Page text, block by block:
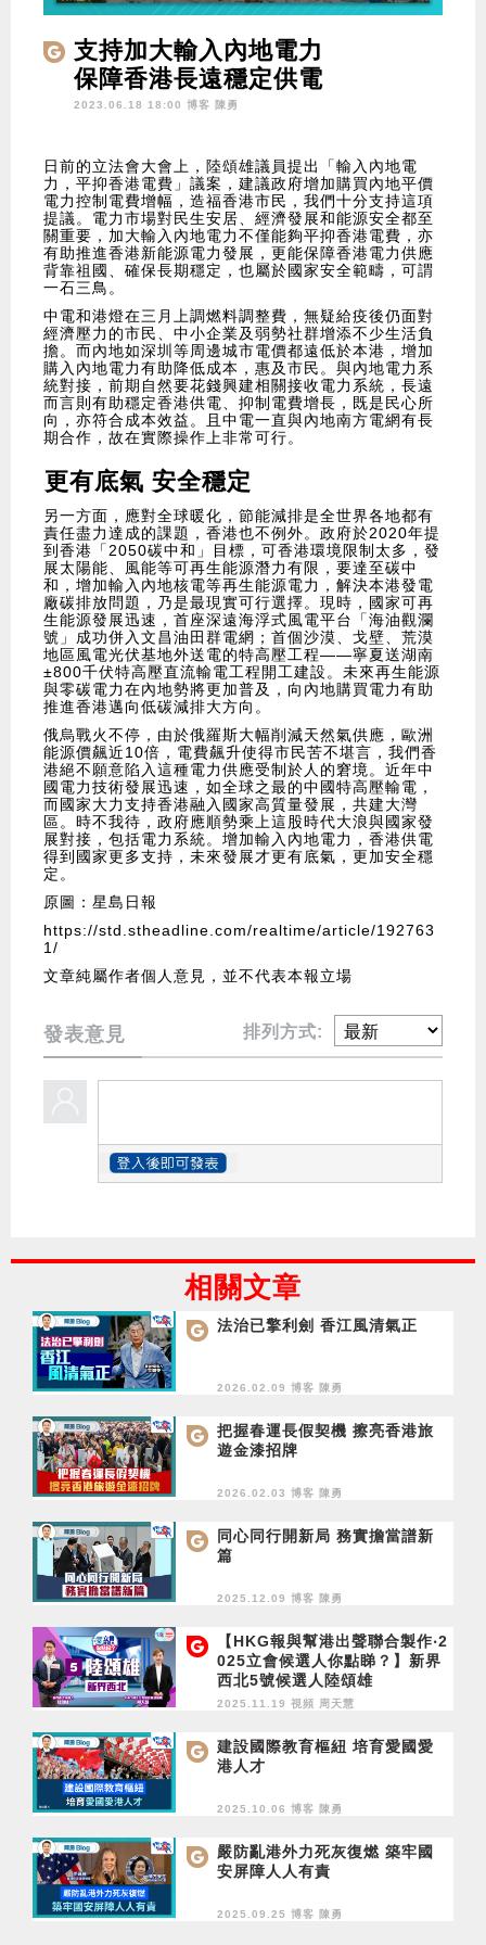
支持加大輸入內地電力
保障香港長遠穩定供電
2023.06.18 18:00 博客 陳勇
日前的立法會大會上，陸頌雄議員提出「輸入內地電
力，平抑香港電費」議案，建議政府增加購買內地平價
電力控制電費增幅，造福香港市民，我們十分支持這項
提議。電力市場對民生安居、經濟發展和能源安全都至
關重要，加大輸入內地電力不僅能夠平抑香港電費，亦
有助推進香港新能源電力發展，更能保障香港電力供應
背靠祖國、確保長期穩定，也屬於國家安全範疇，可謂
一石三鳥。
中電和港燈在三月上調燃料調整費，無疑給疫後仍面對
經濟壓力的市民、中小企業及弱勢社群增添不少生活負
擔。而內地如深圳等周邊城市電價都遠低於本港，增加
購入內地電力有助降低成本，惠及市民。與內地電力系
統對接，前期自然要花錢興建相關接收電力系統，長遠
而言則有助穩定香港供電、抑制電費增長，既是民心所
向，亦符合成本效益。且中電一直與內地南方電網有長
期合作，故在實際操作上非常可行。
更有底氣 安全穩定
另一方面，應對全球暖化，節能減排是全世界各地都有
責任盡力達成的課題，香港也不例外。政府於2020年提
到香港「2050碳中和」目標，可香港環境限制太多，發
展太陽能、風能等可再生能源潛力有限，要達至碳中
和，增加輸入內地核電等再生能源電力，解決本港發電
廠碳排放問題，乃是最現實可行選擇。現時，國家可再
生能源發展迅速，首座深遠海浮式風電平台「海油觀瀾
號」成功併入文昌油田群電網；首個沙漠、戈壁、荒漠
地區風電光伏基地外送電的特高壓工程——寧夏送湖南
±800千伏特高壓直流輸電工程開工建設。未來再生能源
與零碳電力在內地勢將更加普及，向內地購買電力有助
推進香港邁向低碳減排大方向。
俄烏戰火不停，由於俄羅斯大幅削減天然氣供應，歐洲
能源價飆近10倍，電費飆升使得市民苦不堪言，我們香
港絕不願意陷入這種電力供應受制於人的窘境。近年中
國電力技術發展迅速，如全球之最的中國特高壓輸電，
而國家大力支持香港融入國家高質量發展，共建大灣
區。時不我待，政府應順勢乘上這股時代大浪與國家發
展對接，包括電力系統。增加輸入內地電力，香港供電
得到國家更多支持，未來發展才更有底氣，更加安全穩
定。
原圖：星島日報
https://std.stheadline.com/realtime/article/192763
1/
文章純屬作者個人意見，並不代表本報立場
發表意見 排列方式:
相關文章
法治已擎利劍 香江風清氣正
2026.02.09 博客 陳勇
把握春運長假契機 擦亮香港旅
遊金漆招牌
2026.02.03 博客 陳勇
同心同行開新局 務實擔當譜新
篇
2025.12.09 博客 陳勇
【HKG報與幫港出聲聯合製作‧2
025立會候選人你點睇？】新界
西北5號候選人陸頌雄
2025.11.19 視頻 周天慧
建設國際教育樞紐 培育愛國愛
港人才
2025.10.06 博客 陳勇
嚴防亂港外力死灰復燃 築牢國
安屏障人人有責
2025.09.25 博客 陳勇